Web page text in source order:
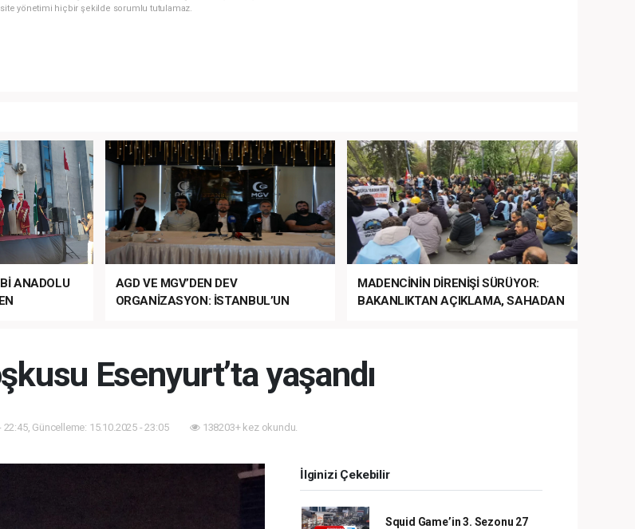
yönetimi hiçbir şekilde sorumlu tutulamaz.
ANADOLU
AGD VE MGV’DEN DEV
ORGANİZASYON: İSTANBUL’UN
MADENCİNİN DİRENİŞİ SÜRÜYOR:
BAKANLIKTAN AÇIKLAMA, SAHADAN
Esenyurt’ta yaşandı
22:45, Güncelleme: 15.10.2025 - 23:05 138203+ kez okundu.
İlginizi Çekebilir
Squid Game’in 3. Sezonu 27